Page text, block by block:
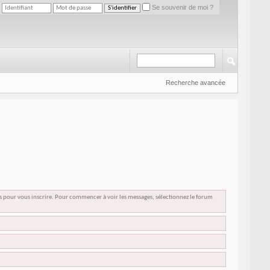
Se souvenir de moi ?
Recherche avancée
vous inscrire. Pour commencer à voir les messages, sélectionnez le forum